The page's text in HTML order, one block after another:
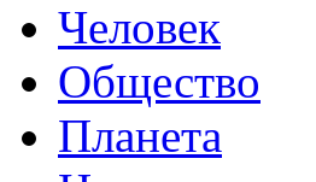
Человек
Общество
Планета